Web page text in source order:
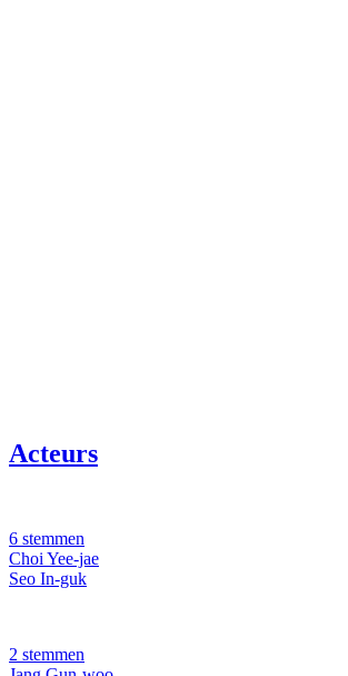
Acteurs
6 stemmen
Choi Yee-jae
Seo In-guk
2 stemmen